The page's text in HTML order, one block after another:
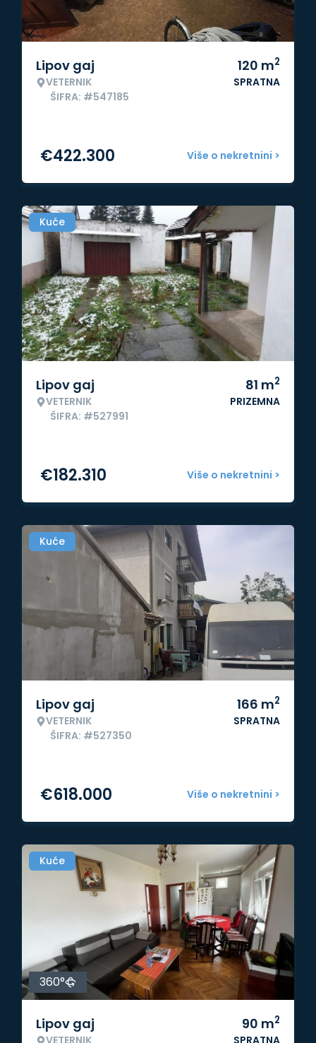
Lipov gaj
VETERNIK
ŠIFRA: #547185
120 m2
SPRATNA
Više o nekretnini >
€422.300
Kuće
Lipov gaj
VETERNIK
ŠIFRA: #527991
81 m2
PRIZEMNA
Više o nekretnini >
€182.310
Kuće
Lipov gaj
VETERNIK
ŠIFRA: #527350
166 m2
SPRATNA
Više o nekretnini >
€618.000
Kuće
360°
Lipov gaj
VETERNIK
90 m2
SPRATNA